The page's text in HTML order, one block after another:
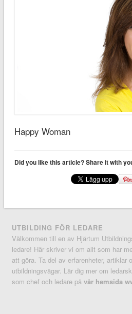
Happy Woman
Did you like this article? Share it with
UTBILDING FÖR LEDARE
Välkommen till en av Hjärtum
ledare! Här skriver vi om allt som har
att göra. Ta del av erfarenheter, artiklar
utbildningsvägar. Lär dig mer om
som chef och ledare påvår hemsida